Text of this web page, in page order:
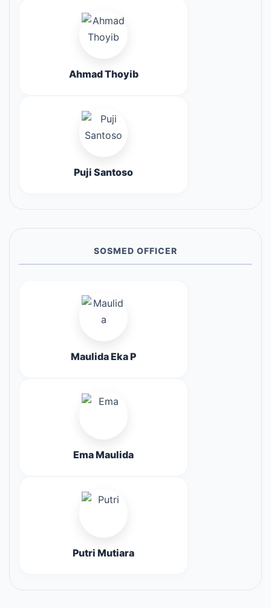
Ahmad Thoyib
Puji Santoso
SOSMED OFFICER
Maulida Eka P
Ema Maulida
Putri Mutiara